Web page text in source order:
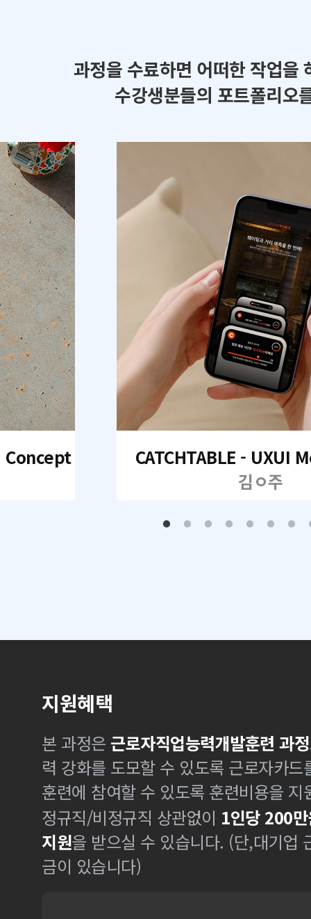
과정을 수료하면 어떠한 작업을
수강생분들의 포트폴리오
CATCHTABLE - UXUI
김ㅇ주
지원혜택
본 과정은 근로자직업능력개발훈련 과정
력 강화를 도모할 수 있도록 근로자카
훈련에 참여할 수 있도록 훈련비용을 지
정규직/비정규직 상관없이 1인당 200
지원을 받으실 수 있습니다. (단,대기업
금이 있습니다)